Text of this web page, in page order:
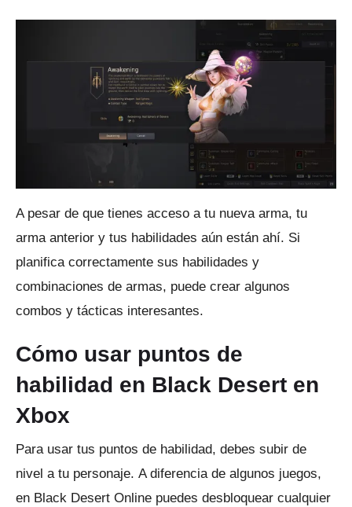
A pesar de que tienes acceso a tu nueva arma, tu
arma anterior y tus habilidades aún están ahí. Si
planifica correctamente sus habilidades y
combinaciones de armas, puede crear algunos
combos y tácticas interesantes.
Cómo usar puntos de
habilidad en Black Desert en
Xbox
Para usar tus puntos de habilidad, debes subir de
nivel a tu personaje. A diferencia de algunos juegos,
en Black Desert Online puedes desbloquear cualquier